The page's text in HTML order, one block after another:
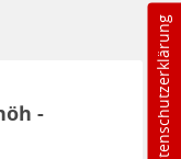
Datenschutzerklärung
-